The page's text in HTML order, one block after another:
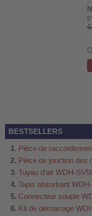
BESTSELLERS
Pièce de
Pièce de jonction des
Tuyau d'air WDH-
Tapis absorbant
Connecteur souple
Kit de démarrage